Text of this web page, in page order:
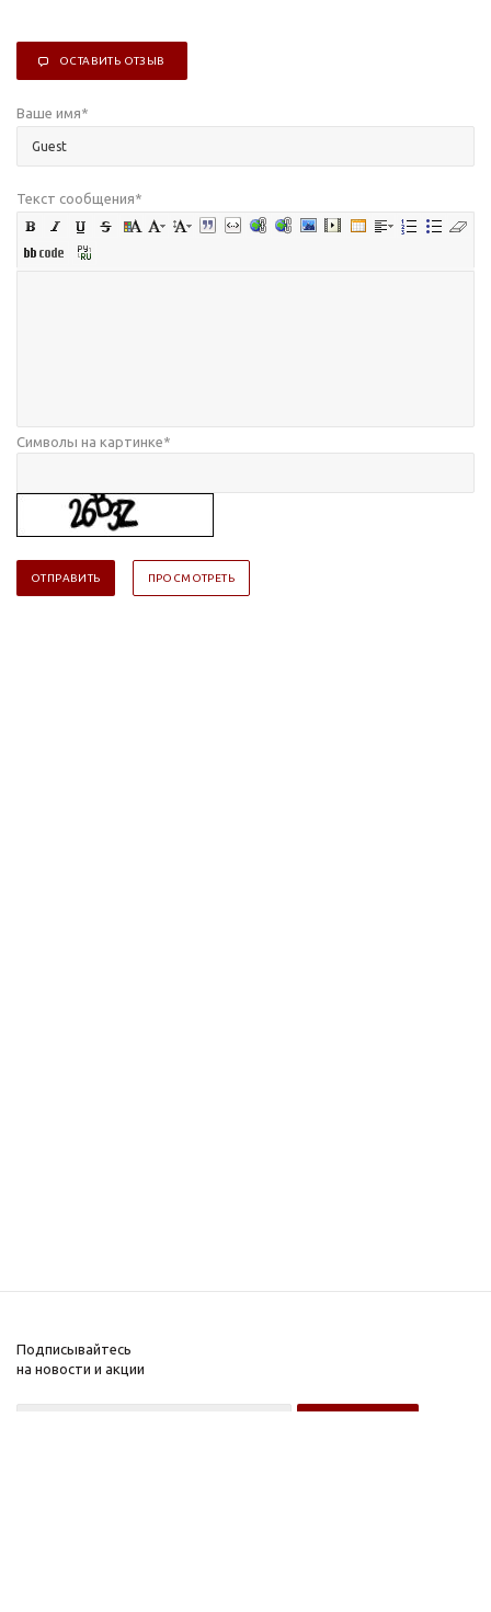
ОСТАВИТЬ ОТЗЫВ
Ваше имя*
Текст сообщения*
Символы на картинке*
Подписывайтесь
на новости и акции